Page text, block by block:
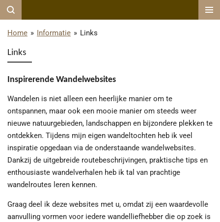
Ga
naar
de
hoofdinhoud
Home » Informatie » Links
Links
Inspirerende Wandelwebsites
Wandelen is niet alleen een heerlijke manier om te
ontspannen, maar ook een mooie manier om steeds weer
nieuwe natuurgebieden, landschappen en bijzondere plekken te
ontdekken. Tijdens mijn eigen wandeltochten heb ik veel
inspiratie opgedaan via de onderstaande wandelwebsites.
Dankzij de uitgebreide routebeschrijvingen, praktische tips en
enthousiaste wandelverhalen heb ik tal van prachtige
wandelroutes leren kennen.
Graag deel ik deze websites met u, omdat zij een waardevolle
aanvulling vormen voor iedere wandelliefhebber die op zoek is